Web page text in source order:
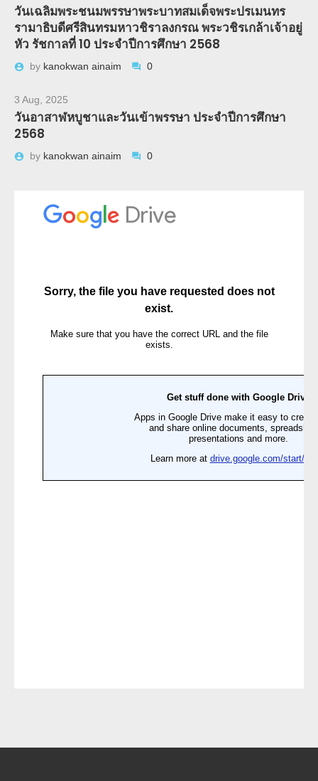
วันเฉลิมพระชนมพรรษาพระบาทสมเด็จพระปรเมนทร
รามาธิบดีศรีสินทรมหาวชิราลงกรณ พระวชิรเกล้าเจ้าอยู่
หัว รัชกาลที่ 10 ประจำปีการศึกษา 2568
by kanokwan ainaim 0
3 Aug, 2025
วันอาสาฬหบูชาและวันเข้าพรรษา ประจำปีการศึกษา
2568
by kanokwan ainaim 0